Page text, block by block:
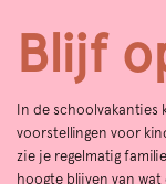
Blijf
In de schoolvakanties
voorstellingen voor
zie je regelmatig
hoogte blijven van